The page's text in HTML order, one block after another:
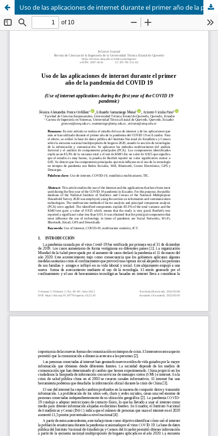
Uso de las aplicaciones de internet durante el primer año de la pandemia del COVID 19